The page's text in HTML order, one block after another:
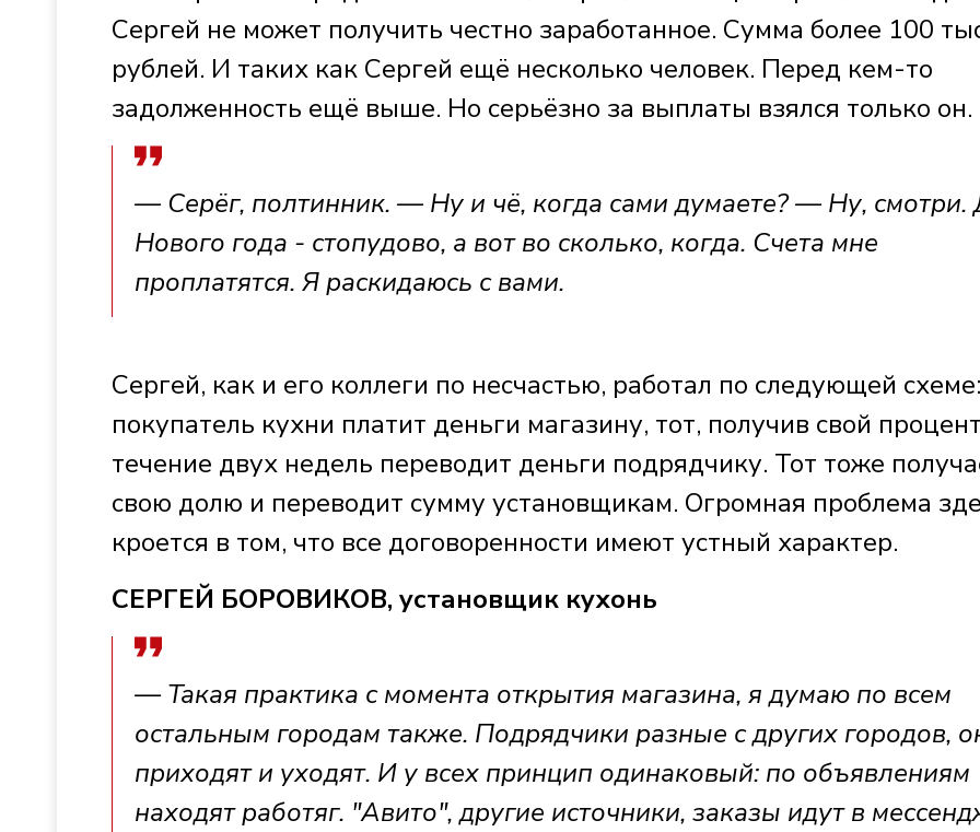
Сергей не может получить честно заработанное. Сумма более 100
рублей. И таких как Сергей ещё несколько человек. Перед кем-то
задолженность ещё выше. Но серьёзно за выплаты взялся только он.
— Серёг, полтинник. — Ну и чё, когда сами думаете? — Ну, смотри.
Нового года - стопудово, а вот во сколько, когда. Счета мне
проплатятся. Я раскидаюсь с вами.
Сергей, как и его коллеги по несчастью, работал по следующей схеме:
покупатель кухни платит деньги магазину, тот, получив свой
течение двух недель переводит деньги подрядчику. Тот тоже
свою долю и переводит сумму установщикам. Огромная проблема
кроется в том, что все договоренности имеют устный характер.
СЕРГЕЙ БОРОВИКОВ, установщик кухонь
— Такая практика с момента открытия магазина, я думаю по всем
остальным городам также. Подрядчики разные с других городов,
приходят и уходят. И у всех принцип одинаковый: по объявлениям
находят работяг. "Авито", другие источники, заказы идут в